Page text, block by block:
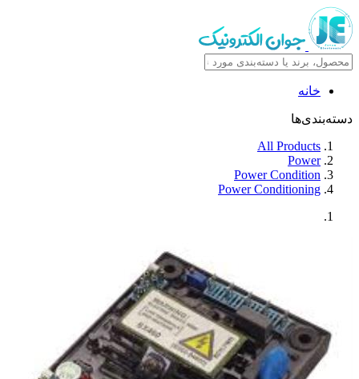
خانه
All Products
Power
Power Condition
Power Conditioning